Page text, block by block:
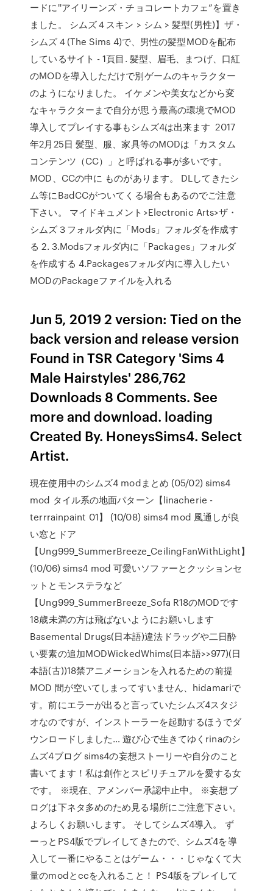
ードに''アイリーンズ・チョコレートカフェ”を置き
ました。 シムズ４スキン > シム > 髪型(男性)】ザ・
シムズ４(The Sims 4)で、男性の髪型MODを配布
しているサイト - 1頁目. 髪型、眉毛、まつげ、口紅
のMODを導入しただけで別ゲームのキャラクター
のようになりました。 イケメンや美女などから変
なキャラクターまで自分が思う最高の環境でMOD
導入してプレイする事もシムズ4は出来ます 2017
年2月25日 髪型、服、家具等のMODは「カスタム
コンテンツ（CC）」と呼ばれる事が多いです。
MOD、CCの中に ものがあります。 DLしてきたシ
ム等にBadCCがついてくる場合もあるのでご注意
下さい。 マイドキュメント>Electronic Arts>ザ・
シムズ３フォルダ内に「Mods」フォルダを作成す
る 2. 3.Modsフォルダ内に「Packages」フォルダ
を作成する 4.Packagesフォルダ内に導入したい
MODのPackageファイルを入れる
Jun 5, 2019 2 version: Tied on the
back version and release version
Found in TSR Category 'Sims 4
Male Hairstyles' 286,762
Downloads 8 Comments. See
more and download. loading
Created By. HoneysSims4. Select
Artist.
現在使用中のシムズ4 modまとめ (05/02) sims4
mod タイル系の地面パターン【linacherie -
terrrainpaint 01】 (10/08) sims4 mod 風通しが良
い窓とドア
【Ung999_SummerBreeze_CeilingFanWithLight】
(10/06) sims4 mod 可愛いソファーとクッションセ
ットとモンステラなど
【Ung999_SummerBreeze_Sofa R18のMODです
18歳未満の方は飛ばないようにお願いします
Basemental Drugs(日本語)違法ドラッグや二日酔
い要素の追加MODWickedWhims(日本語>>977)(日
本語(古))18禁アニメーションを入れるための前提
MOD 間が空いてしまってすいません、hidamariで
す。前にエラーが出ると言っていたシムズ4スタジ
オなのですが、インストーラーを起動するほうでダ
ウンロードしました… 遊び心で生きてゆくrinaのシ
ムズ4ブログ sims4の妄想ストーリーや自分のこと
書いてます！私は創作とスピリチュアルを愛する女
です。 ※現在、アメンバー承認中止中。 ※妄想ブ
ログは下ネタ多めのため見る場所にご注意下さい。
よろしくお願いします。 そしてシムズ4導入。 ず
ーっとPS4版でプレイしてきたので、シムズ4を導
入して一番にやることはゲーム・・・じゃなくて大
量のmodとccを入れること！ PS4版をプレイして